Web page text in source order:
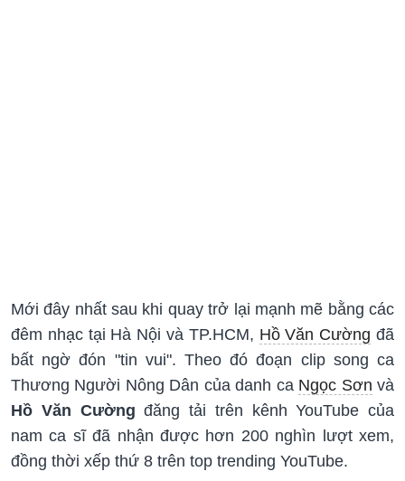
Mới đây nhất sau khi quay trở lại mạnh mẽ bằng các
đêm nhạc tại Hà Nội và TP.HCM, Hồ Văn Cường đã
bất ngờ đón "tin vui". Theo đó đoạn clip song ca
Thương Người Nông Dân của danh ca Ngọc Sơn và
Hồ Văn Cường đăng tải trên kênh YouTube của
nam ca sĩ đã nhận được hơn 200 nghìn lượt xem,
đồng thời xếp thứ 8 trên top trending YouTube.